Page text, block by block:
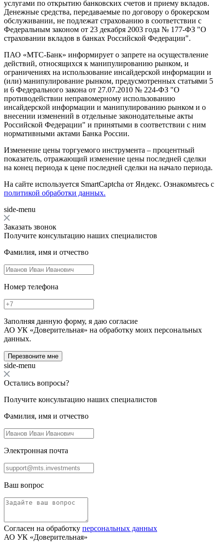
услугами по открытию банковских счетов и приему вкладов.
Денежные средства, передаваемые по договору о брокерском
обслуживании, не подлежат страхованию в соответствии с
Федеральным законом от 23 декабря 2003 года № 177-ФЗ "О
страховании вкладов в банках Российской Федерации".
ПАО «МТС-Банк» информирует о запрете на осуществление
действий, относящихся к манипулированию рынком, и
ограничениях на использование инсайдерской информации и
(или) манипулирование рынком, предусмотренных статьями 5
и 6 Федерального закона от 27.07.2010 № 224-ФЗ "О
противодействии неправомерному использованию
инсайдерской информации и манипулированию рынком и о
внесении изменений в отдельные законодательные акты
Российской Федерации" и принятыми в соответствии с ним
нормативными актами Банка России.
Изменение цены торгуемого инструмента – процентный
показатель, отражающий изменение цены последней сделки
на конец периода к цене последней сделки на начало периода.
На сайте используется SmartCaptcha от Яндекс. Ознакомьтесь с
политикой обработки данных.
side-menu
Заказать звонок
Получите консультацию наших специалистов
Фамилия, имя и отчество
Номер телефона
Заполняя данную форму, я даю согласие
АО УК «Доверительная» на обработку моих персональных
данных.
Перезвоните мне
side-menu
Остались вопросы?
Получите консультацию наших специалистов
Фамилия, имя и отчество
Электронная почта
Ваш вопрос
Согласен на обработку персональных данных
АО УК «Доверительная»